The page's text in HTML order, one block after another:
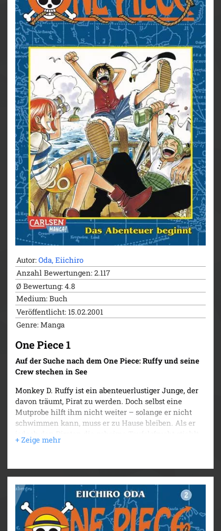
Autor: Oda, Eiichiro
Anzahl Bewertungen: 2.117
Ø Bewertung: 4.8
Medium: Buch
Veröffentlicht: 15.02.2001
Genre: Manga
One Piece 1
Auf der Suche nach dem One Piece: Ruffy und seine
Crew stechen in See
Monkey D. Ruffy ist ein abenteuerlustiger Junge, der
davon träumt, Pirat zu werden. Doch selbst eine
Mutprobe hilft ihm nicht weiter – solange er nicht
schwimmen kann, muss er zu Hause bleiben. Als er
und sie kurzerhand zum Nachtisch isst, verändert
Die Geschichte von Ruffy und seinen Freunden ist ein
einzigartiges Abenteuer voller Action, Dramatik,
Freundschaft und Humor. Mit über 500 Millionen
verkauften Exemplaren weltweit ist One Piece die
erfolgreichste Mangaserie aller Zeiten!